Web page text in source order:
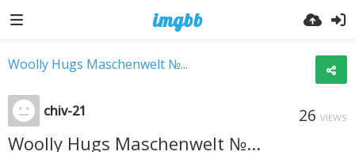
Woolly Hugs Maschenwelt №...
chiv-21 26 VIEWS
Woolly Hugs Maschenwelt №...